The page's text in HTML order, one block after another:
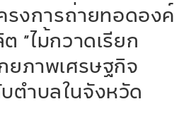
รงการถ่ายทอดองค์
“ไม้กวาดเรียก
ยภาพเศรษฐกิจ
ตำบลในจังหวัด